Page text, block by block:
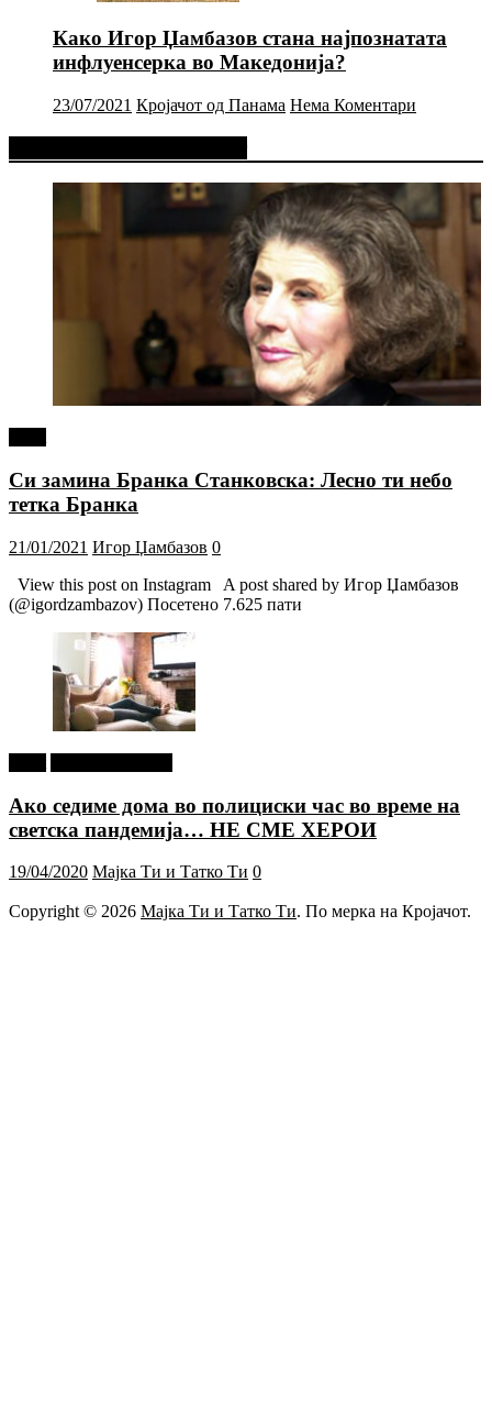
Како Игор Џамбазов стана најпознатата
инфлуенсерка во Македонија?
23/07/2021 Кројачот од Панама Нема Коментари
Си замина Бранка Станковска: Лесно ти небо
тетка Бранка
21/01/2021 Игор Џамбазов 0
View this post on Instagram A post shared by Игор Џамбазов
(@igordzambazov) Посетено 7.625 пати
Ако седиме дома во полициски час во време на
светска пандемија… НЕ СМЕ ХЕРОИ
19/04/2020 Мајка Ти и Татко Ти 0
Copyright © 2026 Мајка Ти и Татко Ти. По мерка на Кројачот.